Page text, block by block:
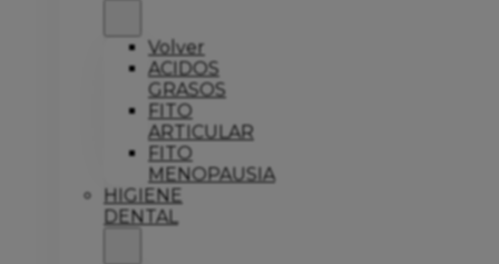
Volver
ACIDOS
GRASOS
FITO
ARTICULAR
FITO
MENOPAUSIA
HIGIENE
DENTAL